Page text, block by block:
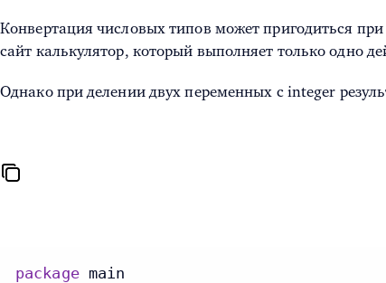
Конвертация числовых типов может пригодиться
сайт калькулятор, который выполняет только одно
Однако при делении двух переменных с integer
package